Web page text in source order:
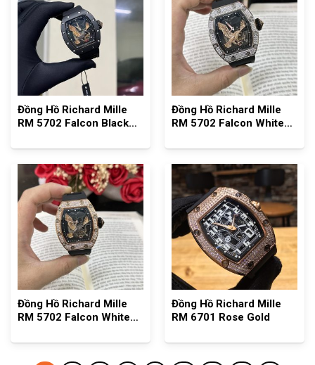
Đồng Hồ Richard Mille
RM 5702 Falcon Black
Đồng Hồ Richard Mille
RM 5702 Falcon White
Đồng Hồ Richard Mille
RM 5702 Falcon White
Đồng Hồ Richard Mille
RM 6701 Rose Gold